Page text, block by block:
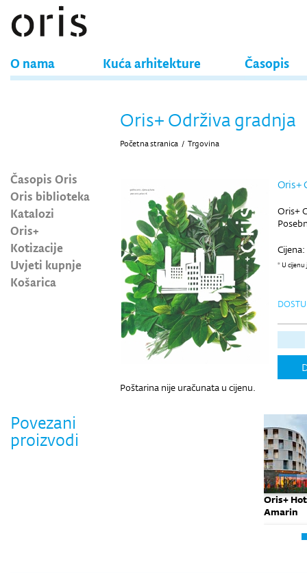
O nama Kuća arhitekture Časopis
Časopis Oris
Oris biblioteka
Katalozi
Oris+
Kotizacije
Uvjeti kupnje
Košarica
Oris+ Održiva gradnja
Početna stranica / Trgovina
Oris+
Oris+
Cijena:
* U cijenu
Poštarina nije uračunata u cijenu.
Povezani
proizvodi
Oris+
Amarin